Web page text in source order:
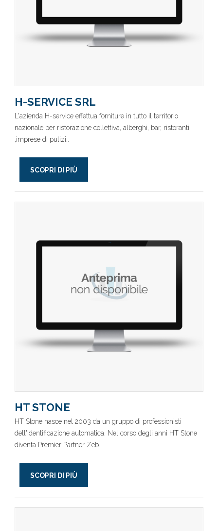
H-SERVICE SRL
L'azienda H-service effettua forniture in tutto il territorio
nazionale per ristorazione collettiva, alberghi, bar, ristoranti
,imprese di pulizi..
SCOPRI DI PIÙ
HT STONE
HT Stone nasce nel 2003 da un gruppo di professionisti
dell'identificazione automatica. Nel corso degli anni HT Stone
diventa Premier Partner Zeb..
SCOPRI DI PIÙ